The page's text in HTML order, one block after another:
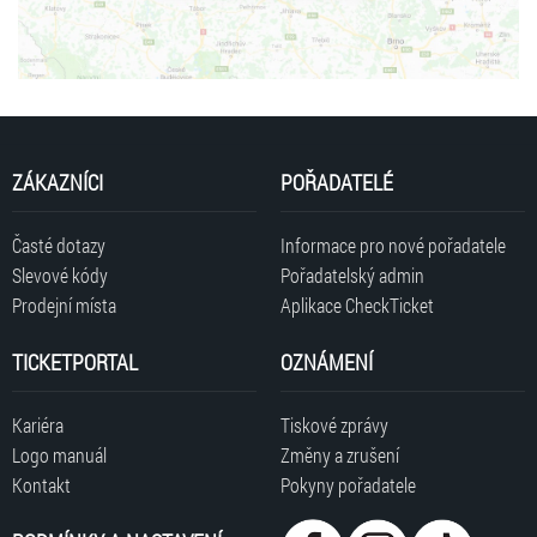
ZÁKAZNÍCI
Časté dotazy
Slevové kódy
Prodejní místa
POŘADATELÉ
Informace pro nové pořadatele
Pořadatelský admin
Aplikace CheckTicket
TICKETPORTAL
Kariéra
Logo manuál
Kontakt
OZNÁMENÍ
Tiskové zprávy
Změny a zrušení
Pokyny pořadatele